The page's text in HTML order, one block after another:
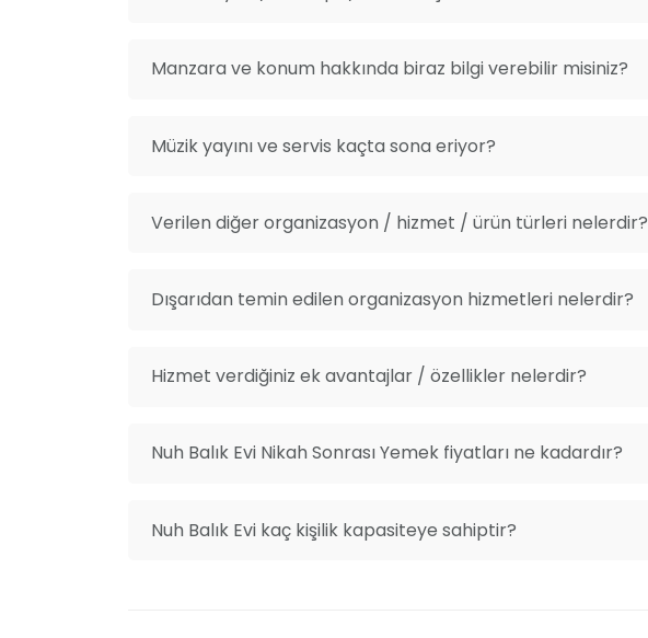
Manzara ve konum hakkında biraz bilgi verebilir misiniz?
Müzik yayını ve servis kaçta sona eriyor?
Verilen diğer organizasyon / hizmet / ürün türleri nelerdir?
Dışarıdan temin edilen organizasyon hizmetleri nelerdir?
Hizmet verdiğiniz ek avantajlar / özellikler nelerdir?
Nuh Balık Evi Nikah Sonrası Yemek fiyatları ne kadardır?
Nuh Balık Evi kaç kişilik kapasiteye sahiptir?